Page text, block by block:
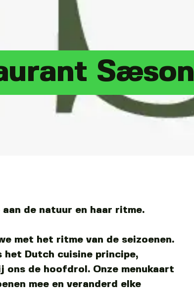
Sæson
de natuur en haar ritme.
met het ritme van de seizoenen.
het Dutch cuisine principe,
ons de hoofdrol. Onze menukaart
mee en veranderd elke